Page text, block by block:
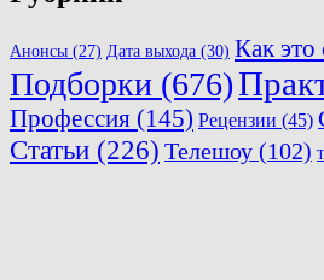
Анонсы (27) Дата выхода (30) Как это
Подборки (676)
Профессия (145) Рецензии (45)
Статьи (226) Телешоу (102)